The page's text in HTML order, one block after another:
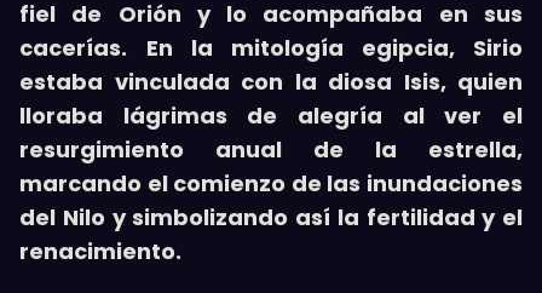
fiel de Orión y lo acompañaba en sus
cacerías.
En la mitología egipcia, Sirio
estaba vinculada con la diosa Isis, quien
lloraba lágrimas de alegría al ver el
resurgimiento anual de la estrella,
marcando el comienzo de las inundaciones
del Nilo y simbolizando así la fertilidad y el
renacimiento.